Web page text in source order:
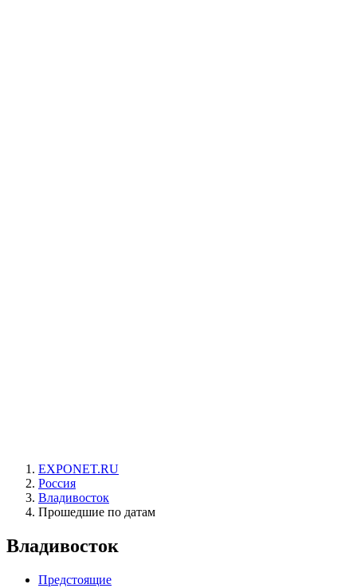
EXPONET.RU
Россия
Владивосток
Прошедшие по датам
Владивосток
Предстоящие